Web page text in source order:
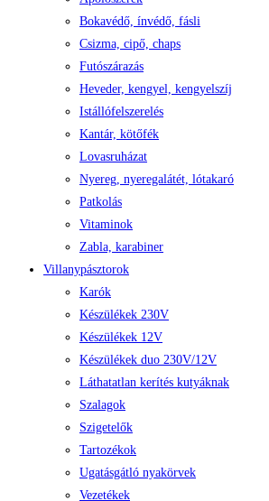
Bokavédő, ínvédő, fásli
Csizma, cipő, chaps
Futószárazás
Heveder, kengyel, kengyelszíj
Istállófelszerelés
Kantár, kötőfék
Lovasruházat
Nyereg, nyeregalátét, lótakaró
Patkolás
Vitaminok
Zabla, karabiner
Villanypásztorok
Karók
Készülékek 230V
Készülékek 12V
Készülékek duo 230V/12V
Láthatatlan kerítés kutyáknak
Szalagok
Szigetelők
Tartozékok
Ugatásgátló nyakörvek
Vezetékek